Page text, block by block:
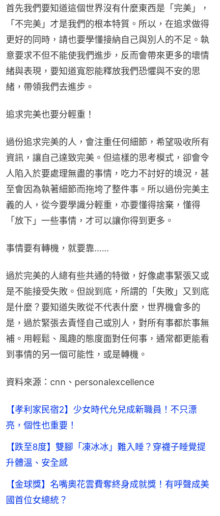
首先我們要知道這個世界沒有什麼東西是「完美」，
「不完美」才是我們的根本特質。所以，在追求做得
更好的同時，請也要學懂接納自己與別人的不足。執
意要求不但不能使我們進步，反而會帶來更多的壞情
緒與表現，要知道寬恕能釋放我們恐懼與不安的思
緒，帶領我們去進步。
追求完美也要分輕重！
過份追求完美的人，會注重任何細節，希望吸收所有
資訊，讓自己達致完美。但這樣的思考模式，卻會令
人陷入於要處理無盡的事情，吃力不討好的境況，甚
至會因為執著細節而拖垮了整件事。所以過份完美主
義的人，從今要學識分輕重，亦要懂得捨棄，懂得
「放下」一些事情，才可以讓你得到更多。
事情要有轉機，就要靠......
過於完美的人總有些共通的特徵，好像處事緊張又或
是不能接受失敗。但說到底，所謂的「失敗」又到底
是什麼？要知道失敗從不代表什麼，世界機會多的
是，過於緊張去責怪自己或別人，對所有事都於事無
補。用輕鬆、風趣的態度面對任何事，通常都更能看
到事情的另一個可能性，或是轉機。
資料來源：cnn、personalexcellence
【孝利家民宿2】少女時代允兒成新職員！不只漂
亮，個性也重要！
【跌至8度】雙腳「凍冰冰」難入睡？穿襪子睡覺提
升體溫、安全感
【金球獎】名嘴奧花雲費奪終身成就獎！有呼聲成美
國首位女總統？